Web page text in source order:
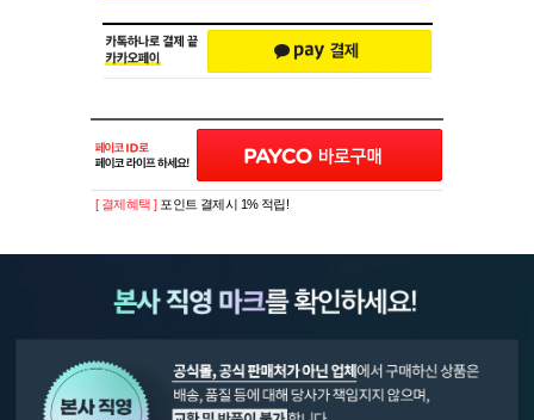
[ 결제혜택 ] 포인트 결제시 1% 적립!